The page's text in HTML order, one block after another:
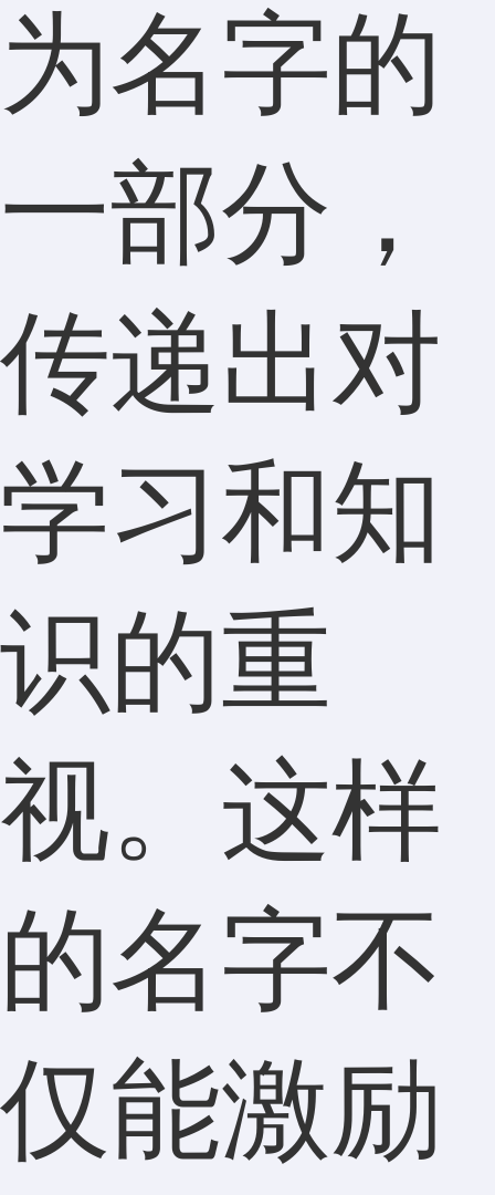
为名字的
一部分，
传递出对
学习和知
识的重
视。这样
的名字不
仅能激励